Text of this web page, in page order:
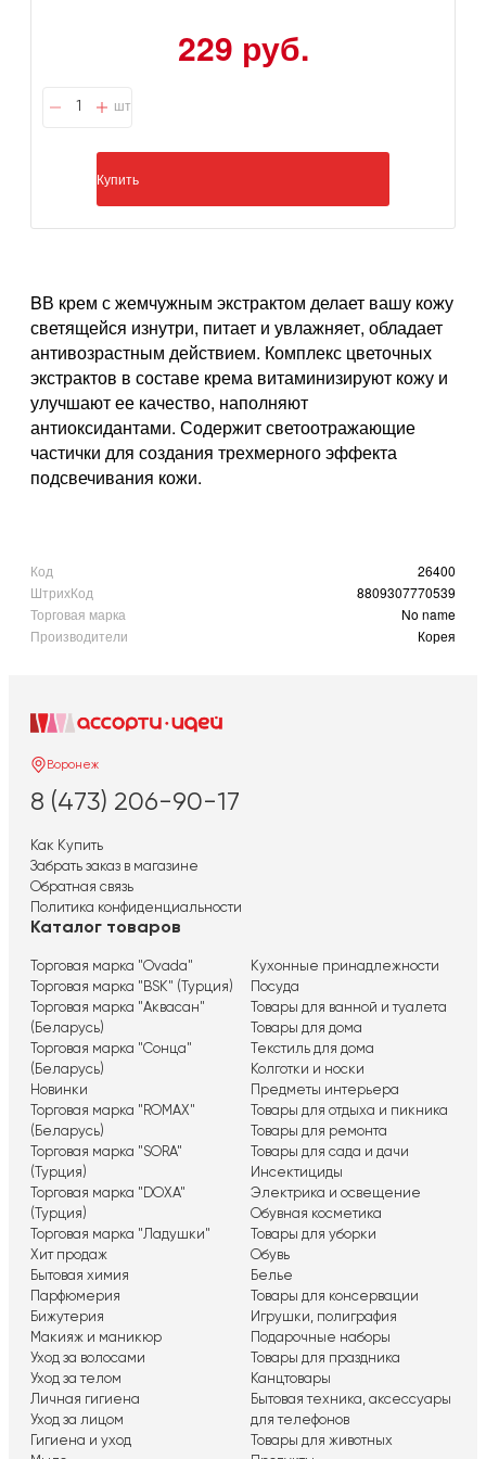
229 руб.
шт
Купить
BВ крем с жемчужным экстрактом делает вашу кожу
светящейся изнутри, питает и увлажняет, обладает
антивозрастным действием. Комплекс цветочных
экстрактов в составе крема витаминизируют кожу и
улучшают ее качество, наполняют
антиоксидантами. Содержит светоотражающие
частички для создания трехмерного эффекта
подсвечивания кожи.
Код
26400
ШтрихКод
8809307770539
Торговая марка
No name
Производители
Корея
Воронеж
8 (473) 206-90-17
Как Купить
Забрать заказ в магазине
Обратная связь
Политика конфиденциальности
Каталог товаров
Торговая марка "Ovada"
Торговая марка "BSK" (Турция)
Торговая марка "Аквасан"
(Беларусь)
Торговая марка "Сонца"
(Беларусь)
Новинки
Торговая марка "ROMAX"
(Беларусь)
Торговая марка "SORA"
(Турция)
Торговая марка "DOXA"
(Турция)
Торговая марка "Ладушки"
Хит продаж
Бытовая химия
Парфюмерия
Бижутерия
Макияж и маникюр
Уход за волосами
Уход за телом
Личная гигиена
Уход за лицом
Гигиена и уход
Кухонные принадлежности
Посуда
Товары для ванной и туалета
Товары для дома
Текстиль для дома
Колготки и носки
Предметы интерьера
Товары для отдыха и пикника
Товары для ремонта
Товары для сада и дачи
Инсектициды
Электрика и освещение
Обувная косметика
Товары для уборки
Обувь
Белье
Товары для консервации
Игрушки, полиграфия
Подарочные наборы
Товары для праздника
Канцтовары
Бытовая техника, аксессуары
для телефонов
Товары для животных